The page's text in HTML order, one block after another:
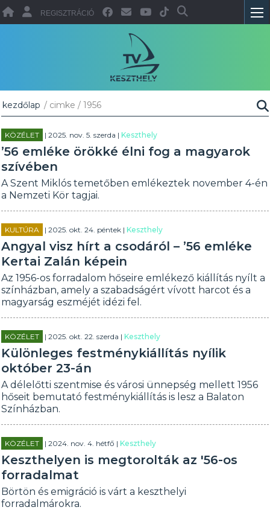
REGISZTRÁCIÓ
kezdőlap / cimke / 1956
KÖZÉLET | 2025. nov. 5. szerda |Keszthely
’56 emléke örökké élni fog a magyarok
szívében
A Szent Miklós temetőben emlékeztek november 4-én
a Nemzeti Kör tagjai.
KULTÚRA | 2025. okt. 24. péntek |Keszthely
Angyal visz hírt a csodáról – ’56 emléke
Kertai Zalán képein
Az 1956-os forradalom hőseire emlékező kiállítás nyílt a
színházban, amely a szabadságért vívott harcot és a
magyarság eszméjét idézi fel.
KÖZÉLET | 2025. okt. 22. szerda |Keszthely
Különleges festménykiállítás nyílik
október 23-án
A délelőtti szentmise és városi ünnepség mellett 1956
hőseit bemutató festménykiállítás is lesz a Balaton
Színházban.
KÖZÉLET | 2024. nov. 4. hétfő |Keszthely
Keszthelyen is megtorolták az '56-os
forradalmat
Börtön és emigráció is várt a keszthelyi
forradalmárokra.